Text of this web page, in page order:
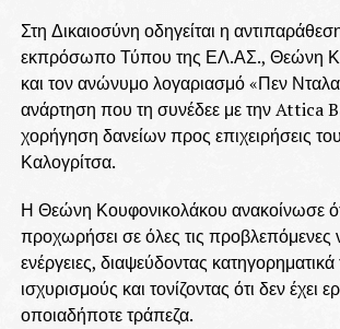
Στη Δικαιοσύνη οδηγείται η
εκπρόσωπο Τύπου της ΕΛ.ΑΣ., Θεώνη
και τον ανώνυμο λογαριασμό «Πεν
ανάρτηση που τη συνέδεε με την Attica
χορήγηση δανείων προς επιχειρήσεις
Καλογρίτσα.
Η Θεώνη Κουφονικολάκου ανακοίνωσε
προχωρήσει σε όλες τις προβλεπόμενες
ενέργειες, διαψεύδοντας κατηγορηματικά
ισχυρισμούς και τονίζοντας ότι δεν έχει
οποιαδήποτε τράπεζα.